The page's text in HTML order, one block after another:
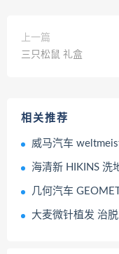
上一篇
三只松鼠 礼盒
相关推荐
威马汽车
海清新 HIKINS 洗
几何汽车
大麦微针植发 治